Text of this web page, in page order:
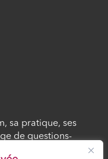
sa pratique, ses
de questions-
claires et accessibles